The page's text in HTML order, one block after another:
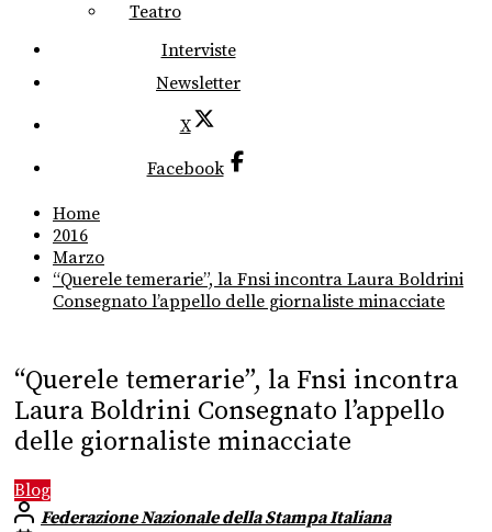
Teatro
Interviste
Newsletter
X
Facebook
Home
2016
Marzo
“Querele temerarie”, la Fnsi incontra Laura Boldrini
Consegnato l’appello delle giornaliste minacciate
“Querele temerarie”, la Fnsi incontra
Laura Boldrini Consegnato l’appello
delle giornaliste minacciate
Blog
Federazione Nazionale della Stampa Italiana